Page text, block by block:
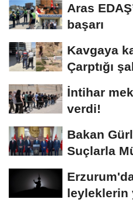
Aras
başarı
Kavgaya
Çarptığı
sürükledi
İntihar
verdi!
Bakan
Suçlarla
leyleklerin